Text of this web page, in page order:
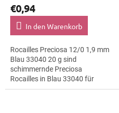
€0,94
In den Warenkorb
Rocailles Preciosa 12/0 1,9 mm
Blau 33040 20 g sind
schimmernde Preciosa
Rocailles in Blau 33040 für
geometrische Muster. Die